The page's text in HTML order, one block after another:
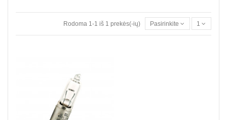
Rodoma 1-1 iš 1 prekės(-ių) Pasirinkite 1